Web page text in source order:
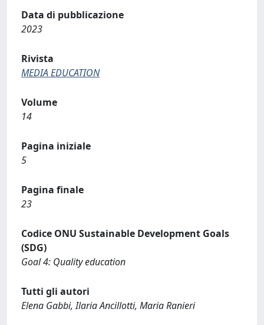
Data di pubblicazione
2023
Rivista
MEDIA EDUCATION
Volume
14
Pagina iniziale
5
Pagina finale
23
Codice ONU Sustainable Development Goals
(SDG)
Goal 4: Quality education
Tutti gli autori
Elena Gabbi, Ilaria Ancillotti, Maria Ranieri